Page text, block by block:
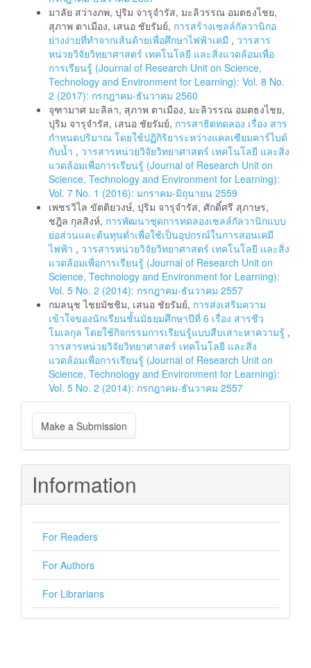
มาลัย สว่างภพ, ปุริม จารุจำรัส, มะลิวรรณ อมตธงไชย,
สุภาพ ตาเมือง, เสนอ ชัยรัมย์, การสร้างเซลล์กัลวานิกอ
ย่างง่ายที่ทำจากเส้นด้ายเพื่อศึกษาไฟฟ้าเคมี , วารสาร
หน่วยวิจัยวิทยาศาสตร์ เทคโนโลยี และสิ่งแวดล้อมเพื่อ
การเรียนรู้ (Journal of Research Unit on Science,
Technology and Environment for Learning): Vol. 8 No.
2 (2017): กรกฎาคม-ธันวาคม 2560
จุฑามาศ มะลิลา, สุภาพ ตาเมือง, มะลิวรรณ อมตธงไชย,
ปุริม จารุจำรัส, เสนอ ชัยรัมย์, การสาธิตทดลอง เรื่อง สาร
กำหนดปริมาณ โดยใช้ปฏิกิริยาระหว่างแคลเซียมคาร์ไบด์
กับน้ำ , วารสารหน่วยวิจัยวิทยาศาสตร์ เทคโนโลยี และสิ่ง
แวดล้อมเพื่อการเรียนรู้ (Journal of Research Unit on
Science, Technology and Environment for Learning):
Vol. 7 No. 1 (2016): มกราคม-มิถุนายน 2559
เพชรวิไล ขัตติยวงษ์, ปุริม จารุจำรัส, ศักดิ์ศรี สุภาษร,
ชฎิล กุลสิงห์, การพัฒนาชุดการทดลองเซลล์กัลวานิกแบบ
ย่อส่วนและต้นทุนต่ำเพื่อใช้เป็นอุปกรณ์ในการสอนเคมี
ไฟฟ้า , วารสารหน่วยวิจัยวิทยาศาสตร์ เทคโนโลยี และสิ่ง
แวดล้อมเพื่อการเรียนรู้ (Journal of Research Unit on
Science, Technology and Environment for Learning):
Vol. 5 No. 2 (2014): กรกฎาคม-ธันวาคม 2557
กมลนุช ไชยมัชชิม, เสนอ ชัยรัมย์, การส่งเสริมความ
เข้าใจของนักเรียนชั้นมัธยมศึกษาปีที่ 6 เรื่อง สารชีว
โมเลกุล โดยใช้กิจกรรมการเรียนรู้แบบสืบเสาะหาความรู้ ,
วารสารหน่วยวิจัยวิทยาศาสตร์ เทคโนโลยี และสิ่ง
แวดล้อมเพื่อการเรียนรู้ (Journal of Research Unit on
Science, Technology and Environment for Learning):
Vol. 5 No. 2 (2014): กรกฎาคม-ธันวาคม 2557
Make
a
Submission
Make a Submission
Information
For Readers
For Authors
For Librarians